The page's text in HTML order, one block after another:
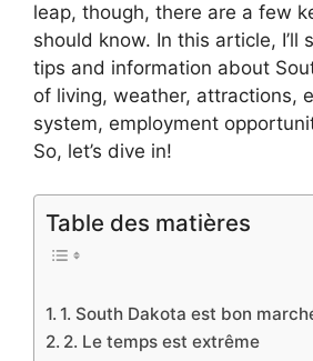
leap, though, there are a few
should know. In this article, I’ll
tips and information about
of living, weather, attractions,
system, employment
So, let’s dive in!
Table des matières
1. South Dakota est bon
2. Le temps est extrême